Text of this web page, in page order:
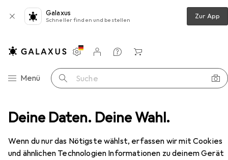
Deine Daten. Deine Wahl.
Wenn du nur das Nötigste wählst, erfassen wir mit Cookies
und ähnlichen Technologien Informationen zu deinem Gerät
Galaxus
Schneller finden und bestellen Zur App
Navigation nach Kategorien
Menü Suche
Einstellungen
Kundenkonto
Vergleichslisten
Merklisten
Warenkorb
Wohntextilien + Teppiche Teppich Esprit #relaxx